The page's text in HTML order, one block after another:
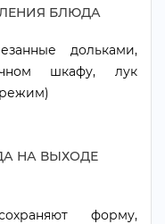
БЛЮДА
дольками,
шкафу, лук
НА ВЫХОДЕ
форму,